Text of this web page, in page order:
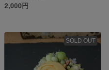
2,000円
SOLD OUT